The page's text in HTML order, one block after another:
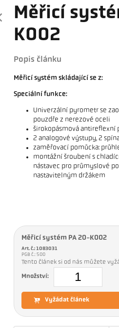
Měřicí
K002
Popis článku
Měřicí systém skládající se z:
Speciální funkce:
Univerzální pyrometr se
pouzdře z nerezové oceli
širokopásmová antireflexní
2 analogové výstupy, 2
zaměřovací pomůcka:
montážní šroubení s
nástavec pro průmyslové
nastavitelným držákem
Měřicí systém PA 20-K002
Art. č.: 1083031
PGB č.: 500
Tento článek si od nás můžete
Množství:
Vyžádat článek